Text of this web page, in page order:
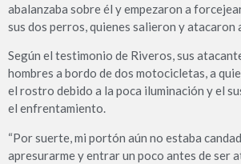
abalanzaba sobre él y empezaron a
sus dos perros, quienes salieron y atacaron
Según el testimonio de Riveros, sus
hombres a bordo de dos motocicletas, a
el rostro debido a la poca iluminación y el
el enfrentamiento.
“Por suerte, mi portón aún no estaba
apresurarme y entrar un poco antes de ser